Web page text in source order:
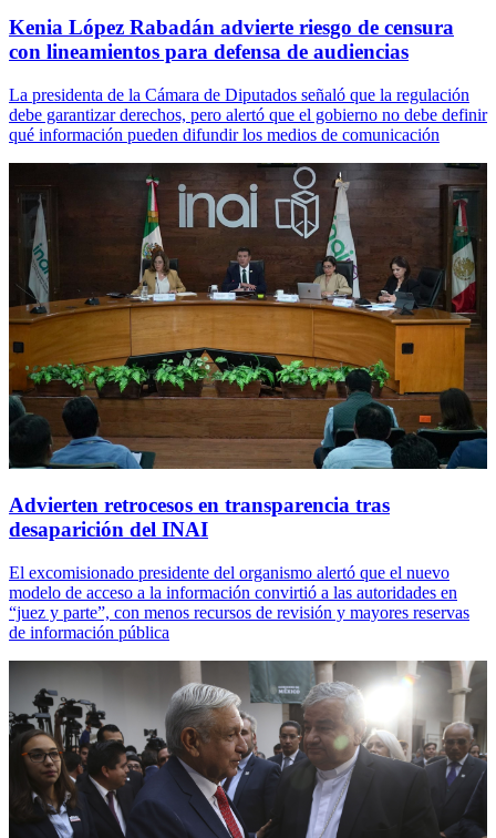
Kenia López Rabadán advierte riesgo de censura
con lineamientos para defensa de audiencias
La presidenta de la Cámara de Diputados señaló que la regulación
debe garantizar derechos, pero alertó que el gobierno no debe definir
qué información pueden difundir los medios de comunicación
Advierten retrocesos en transparencia tras
desaparición del INAI
El excomisionado presidente del organismo alertó que el nuevo
modelo de acceso a la información convirtió a las autoridades en
“juez y parte”, con menos recursos de revisión y mayores reservas
de información pública